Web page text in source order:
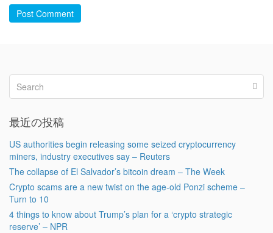
Post Comment
最近の投稿
US authorities begin releasing some seized cryptocurrency
miners, industry executives say – Reuters
The collapse of El Salvador’s bitcoin dream – The Week
Crypto scams are a new twist on the age-old Ponzi scheme –
Turn to 10
4 things to know about Trump’s plan for a ‘crypto strategic
reserve’ – NPR